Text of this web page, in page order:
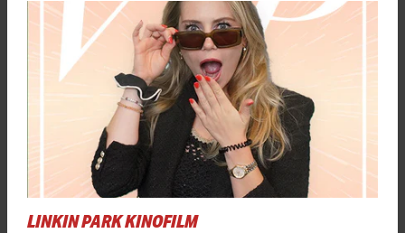
LINKIN PARK KINOFILM